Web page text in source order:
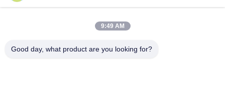
9:49 AM
Good day, what product are you looking for?